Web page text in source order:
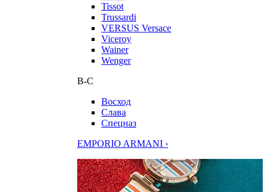
Tissot
Trussardi
VERSUS Versace
Viceroy
Wainer
Wenger
В-С
Восход
Слава
Спецназ
EMPORIO ARMANI ›